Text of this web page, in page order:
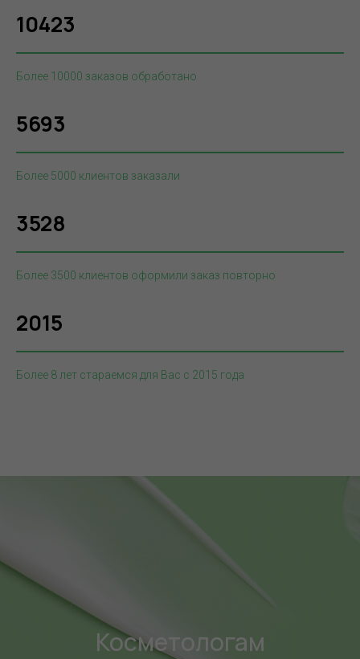
10423
Более 10000 заказов обработано
5693
Более 5000 клиентов заказали
3528
Более 3500 клиентов оформили заказ повторно
2015
Более 8 лет стараемся для Вас с 2015 года
Косметологам